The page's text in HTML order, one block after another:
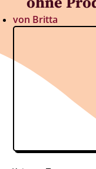
von Britta